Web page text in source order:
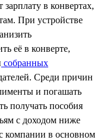
в конвертах,
При устройстве
её в конверте,
собранных
Среди причин
и погашать
получать пособия
с доходом ниже
компании в основном